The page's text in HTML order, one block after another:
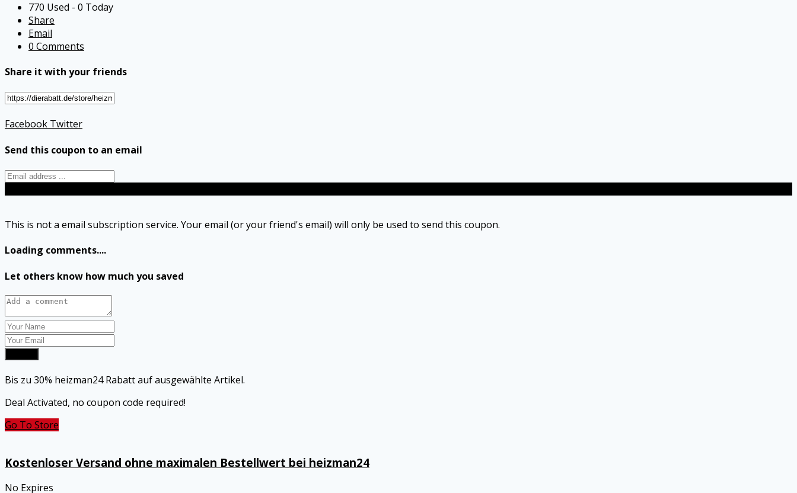
770 Used - 0 Today
Share
Email
0 Comments
Share it with your friends
Facebook Twitter
Send this coupon to an email
This is not a email subscription service. Your email (or your friend's email) will only be used to send this coupon.
Loading comments....
Let others know how much you saved
Bis zu 30% heizman24 Rabatt auf ausgewählte Artikel.
Deal Activated, no coupon code required!
Go To Store
Kostenloser Versand ohne maximalen Bestellwert bei heizman24
No Expires